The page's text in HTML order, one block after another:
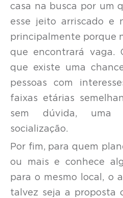
casa na busca por um
esse jeito arriscado e
principalmente porque
que encontrará vaga.
que existe uma
pessoas com
faixas etárias
sem dúvida, uma
socialização.
Por fim, para quem
ou mais e conhece
para o mesmo local, o
talvez seja a proposta